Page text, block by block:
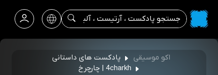
اکو موسیقی
پادکست های داستانی
4charkh | چارچرخ